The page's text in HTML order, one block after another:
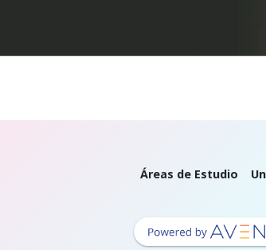
Áreas de Estudio